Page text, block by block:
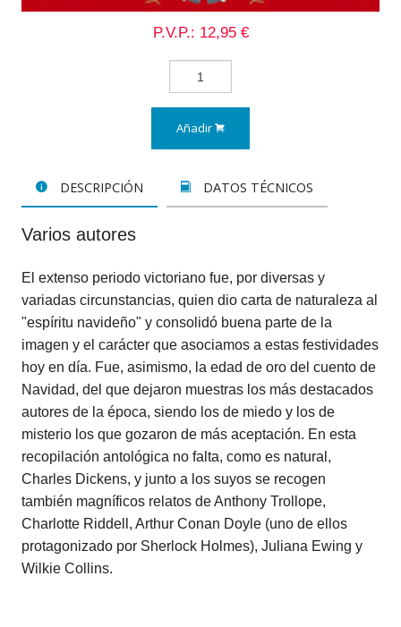
P.V.P.: 12,95 €
Añadir
DESCRIPCIÓN DATOS TÉCNICOS
Varios autores
El extenso periodo victoriano fue, por diversas y
variadas circunstancias, quien dio carta de naturaleza al
"espíritu navideño" y consolidó buena parte de la
imagen y el carácter que asociamos a estas festividades
hoy en día. Fue, asimismo, la edad de oro del cuento de
Navidad, del que dejaron muestras los más destacados
autores de la época, siendo los de miedo y los de
misterio los que gozaron de más aceptación. En esta
recopilación antológica no falta, como es natural,
Charles Dickens, y junto a los suyos se recogen
también magníficos relatos de Anthony Trollope,
Charlotte Riddell, Arthur Conan Doyle (uno de ellos
protagonizado por Sherlock Holmes), Juliana Ewing y
Wilkie Collins.